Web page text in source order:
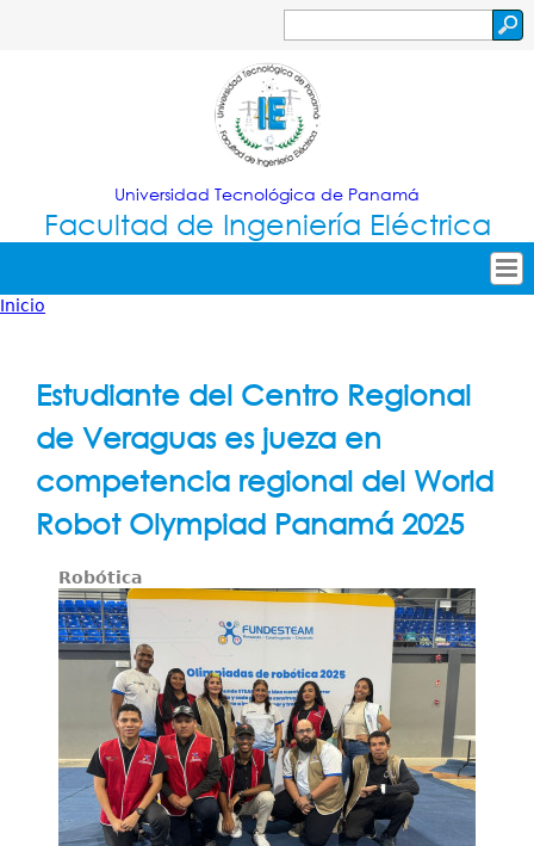
Jump to navigation
de
búsqueda
Universidad Tecnológica de Panamá
Facultad de Ingeniería Eléctrica
Tropical
Principal
Oferta Académica
Secretarías
Investigación
Servicios
está
Inicio
Estudiante del Centro Regional
de Veraguas es jueza en
competencia regional del World
Robot Olympiad Panamá 2025
Robótica